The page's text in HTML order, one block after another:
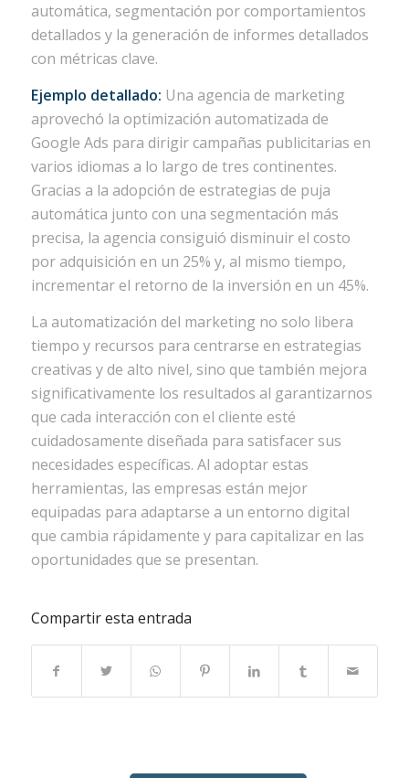
automática, segmentación por comportamientos
detallados y la generación de informes detallados
con métricas clave.
Ejemplo detallado: Una agencia de marketing
aprovechó la optimización automatizada de
Google Ads para dirigir campañas publicitarias en
varios idiomas a lo largo de tres continentes.
Gracias a la adopción de estrategias de puja
automática junto con una segmentación más
precisa, la agencia consiguió disminuir el costo
por adquisición en un 25% y, al mismo tiempo,
incrementar el retorno de la inversión en un 45%.
La automatización del marketing no solo libera
tiempo y recursos para centrarse en estrategias
creativas y de alto nivel, sino que también mejora
significativamente los resultados al garantizarnos
que cada interacción con el cliente esté
cuidadosamente diseñada para satisfacer sus
necesidades específicas. Al adoptar estas
herramientas, las empresas están mejor
equipadas para adaptarse a un entorno digital
que cambia rápidamente y para capitalizar en las
oportunidades que se presentan.
Compartir esta entrada